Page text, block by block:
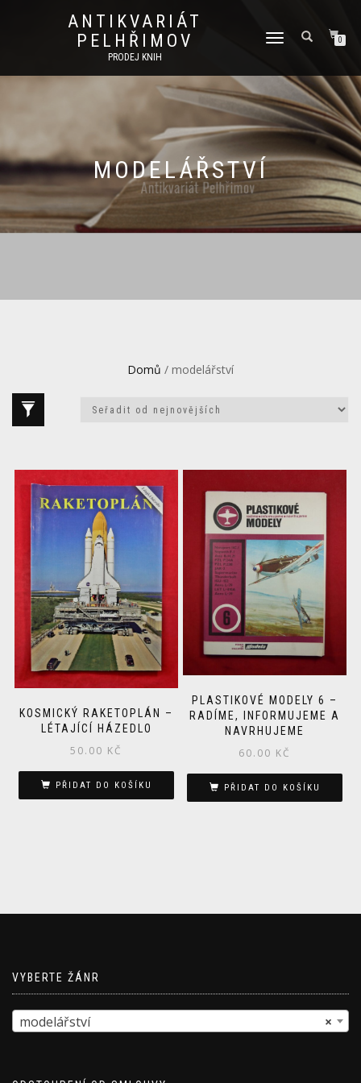
ANTIKVARIÁT
PELHŘIMOV
PRODEJ KNIH
PŘEPNOUT
0
MODELÁŘSTVÍ
Domů / modelářství
KOSMICKÝ RAKETOPLÁN –
LÉTAJÍCÍ HÁZEDLO
50.00 KČ
PŘIDAT DO KOŠÍKU
PLASTIKOVÉ MODELY 6 –
RADÍME, INFORMUJEME A
NAVRHUJEME
60.00 KČ
PŘIDAT DO KOŠÍKU
VYBERTE ŽÁNR
×
modelářství